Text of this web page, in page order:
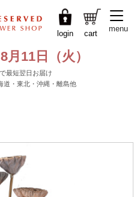
login cart
menu